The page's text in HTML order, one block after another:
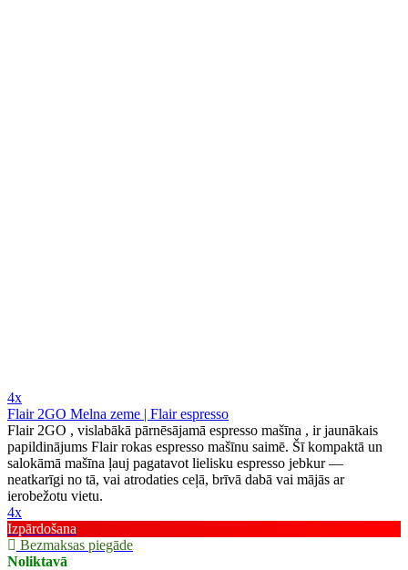
4x
Flair 2GO Melna zeme | Flair espresso
Flair 2GO , vislabākā pārnēsājamā espresso mašīna , ir jaunākais
papildinājums Flair rokas espresso mašīnu saimē. Šī kompaktā un
salokāmā mašīna ļauj pagatavot lielisku espresso jebkur —
neatkarīgi no tā, vai atrodaties ceļā, brīvā dabā vai mājās ar
ierobežotu vietu.
4x
Izpārdošana
Bezmaksas piegāde
Noliktavā